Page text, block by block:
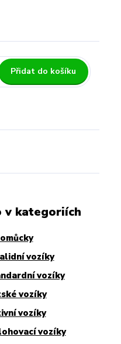
Přidat do košíku
v kategoriích
vozíky
vozíky
vozíky
vozíky
vozíky